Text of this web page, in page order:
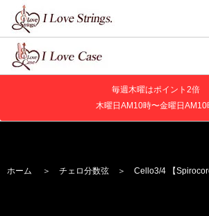
毎週木曜はポイント2倍
木曜日AM10時〜金曜日AM10
ホーム ＞ チェロ分数弦 ＞ Cello3/4 【